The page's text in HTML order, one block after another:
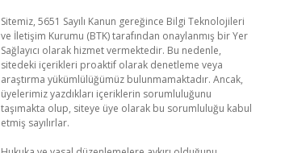
Sitemiz, 5651 Sayılı Kanun gereğince Bilgi Teknolojileri
ve İletişim Kurumu (BTK) tarafından onaylanmış bir Yer
Sağlayıcı olarak hizmet vermektedir. Bu nedenle,
sitedeki içerikleri proaktif olarak denetleme veya
araştırma yükümlülüğümüz bulunmamaktadır. Ancak,
üyelerimiz yazdıkları içeriklerin sorumluluğunu
taşımakta olup, siteye üye olarak bu sorumluluğu kabul
etmiş sayılırlar.